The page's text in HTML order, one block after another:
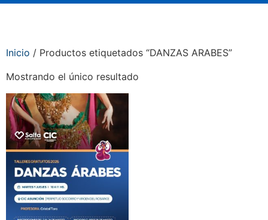
Inicio / Productos etiquetados “DANZAS ARABES”
Mostrando el único resultado